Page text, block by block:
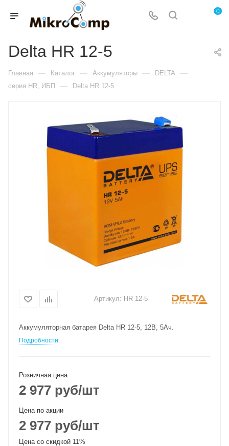
0
Delta HR 12-5
Главная — Каталог — Аккумуляторы — DELTA —
серия HR, ИБП — Delta HR 12-5
Артикул: HR 12-5
Аккумуляторная батарея Delta HR 12-5, 12В, 5Ач.
Подробности
Розничная цена
2 977 руб/шт
Цена по акции
2 977 руб/шт
Цена со скидкой 11%